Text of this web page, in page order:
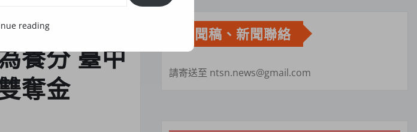
養分 臺中
奪金
新聞稿、新聞聯絡
請寄送至 ntsn.news@gmail.com
reading